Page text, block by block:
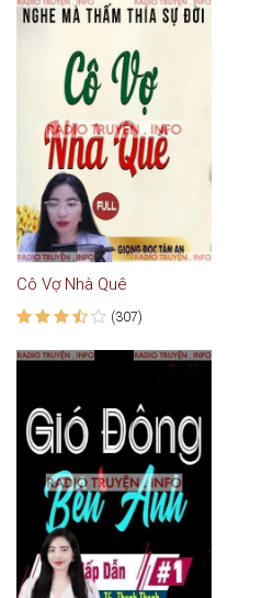
Cô Vợ Nhà Quê
(307)